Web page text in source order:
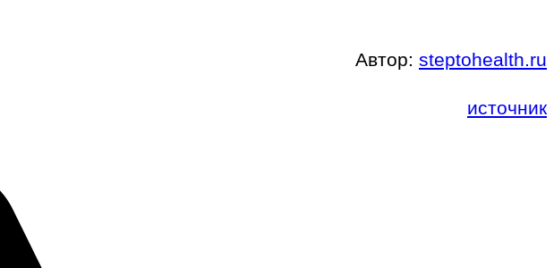
Автор: steptohealth.ru
источник